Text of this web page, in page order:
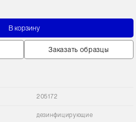
В корзину
Заказать образцы
205172
дезинфицирующие